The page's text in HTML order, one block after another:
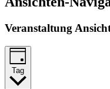
Veranstaltung
Tag